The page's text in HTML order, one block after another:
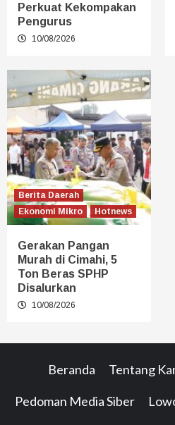
Perkuat Kekompakan
Pengurus
10/08/2026
Berita Daerah
Ekonomi Mikro
Hotnews
Gerakan Pangan
Murah di Cimahi, 5
Ton Beras SPHP
Disalurkan
10/08/2026
Beranda Tentang
Pedoman Media Siber